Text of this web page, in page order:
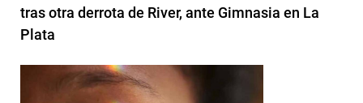
tras otra derrota de River, ante Gimnasia en La
Plata